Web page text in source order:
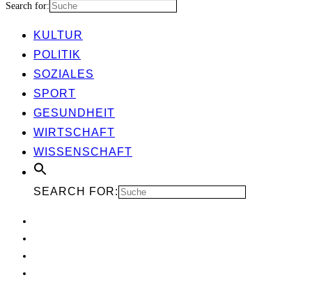
Search for:
KUL­TUR
POLI­TIK
SOZIA­LES
SPORT
GESUND­HEIT
WIRT­SCHAFT
WIS­SEN­SCHAFT
SEARCH FOR: